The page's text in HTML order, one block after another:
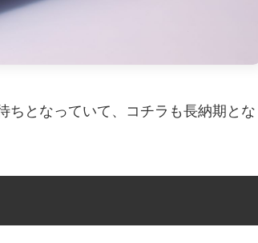
ちとなっていて、コチラも長納期とな